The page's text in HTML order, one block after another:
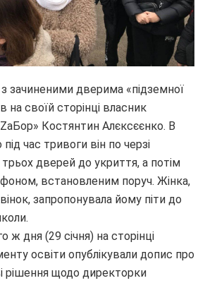
зачиненими дверима «підземної
на своїй сторінці власник
Костянтин Алєксєєнко. В
час тривоги він по черзі
дверей до укриття, а потім
встановленим поруч. Жінка,
запропонувала йому піти до
ж дня (29 січня) на сторінці
освіти опублікували допис про
рішення щодо директорки